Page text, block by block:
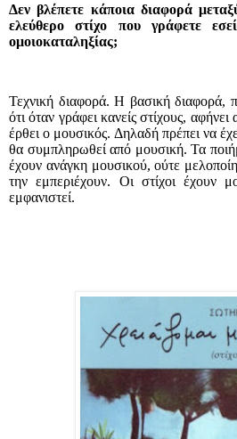
Δεν βλέπετε κάποια διαφορά
ελεύθερο στίχο που γράφετε
ομοιοκαταληξίας;
Τεχνική διαφορά. Η βασική διαφορά,
ότι όταν γράφει κανείς στίχους,
έρθει ο μουσικός. Δηλαδή πρέπει να
θα συμπληρωθεί από μουσική. Τα
έχουν ανάγκη μουσικού, ούτε
την εμπεριέχουν. Οι στίχοι έχουν
εμφανιστεί.